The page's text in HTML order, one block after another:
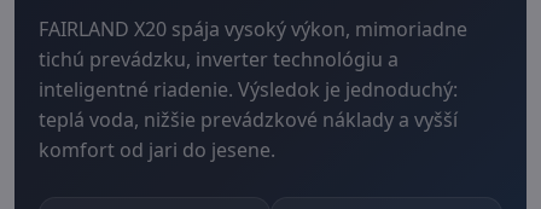
FAIRLAND X20 spája vysoký výkon, mimoriadne
tichú prevádzku, inverter technológiu a
inteligentné riadenie. Výsledok je jednoduchý:
teplá voda, nižšie prevádzkové náklady a vyšší
komfort od jari do jesene.